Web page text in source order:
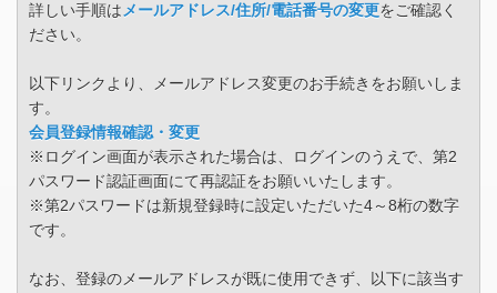
詳しい手順はメールアドレス/住所/電話番号の変更をご確認く
ださい。
以下リンクより、メールアドレス変更のお手続きをお願いしま
す。
会員登録情報確認・変更
※ログイン画面が表示された場合は、ログインのうえで、第2
パスワード認証画面にて再認証をお願いいたします。
※第2パスワードは新規登録時に設定いただいた4～8桁の数字
です。
なお、登録のメールアドレスが既に使用できず、以下に該当す